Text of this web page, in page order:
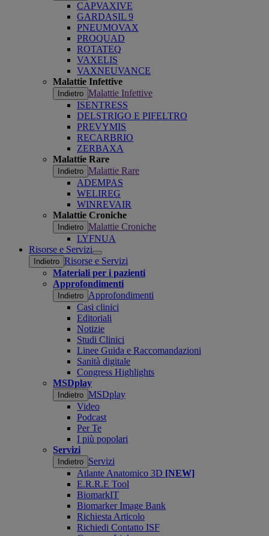
CAPVAXIVE
GARDASIL 9
PNEUMOVAX
PROQUAD
ROTATEQ
VAXELIS
VAXNEUVANCE
Malattie Infettive
Indietro Malattie Infettive
ISENTRESS
DELSTRIGO E PIFELTRO
PREVYMIS
RECARBRIO
ZERBAXA
Malattie Rare
Indietro Malattie Rare
ADEMPAS
WELIREG
WINREVAIR
Malattie Croniche
Indietro Malattie Croniche
LYFNUA
Risorse e Servizi
Open
submenu
Indietro Risorse e Servizi
Materiali per i pazienti
Approfondimenti
Indietro Approfondimenti
Casi clinici
Editoriali
Notizie
Studi Clinici
Linee Guida e Raccomandazioni
Sanità digitale
Congress Highlights
MSDplay
Indietro MSDplay
Video
Podcast
Per Te
I più popolari
Servizi
Indietro Servizi
Atlante Anatomico 3D [NEW]
E.R.R.E Tool
BiomarkIT
Biomarker Image Bank
Richiesta Articolo
Richiedi Contatto ISF